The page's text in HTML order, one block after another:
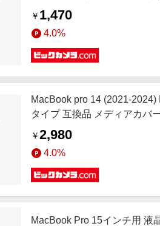
MBP1621
￥ 1,470
4.0%
MacBook pro 14 (2021-
タイプ 互換品 メディアカバ
￥2,980
4.0%
MacBook Pro 15インチ用 液